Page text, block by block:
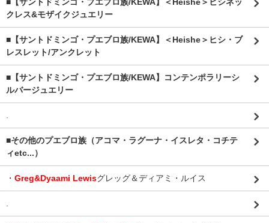
■【サントドミンゴ・プエブロ族/KEWA】＜Heishe＞ヒシネッ
クレス&モザイクジュエリー
■【サントドミンゴ・プエブロ族/KEWA】＜Heishe＞ヒシ・ブ
レスレット/アンクレット
■【サントドミンゴ・プエブロ族/KEWA】コンテンポラリーシ
ルバージュエリー
.
■その他のプエブロ族（アコマ・ラグーナ・イスレタ・コチテ
ィetc...）
・ Greg&Dyaami Lewisグレッグ＆ディアミ・ルイス
.